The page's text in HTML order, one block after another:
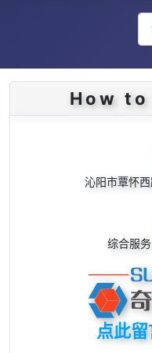
How
沁阳市覃怀
综合服
点此